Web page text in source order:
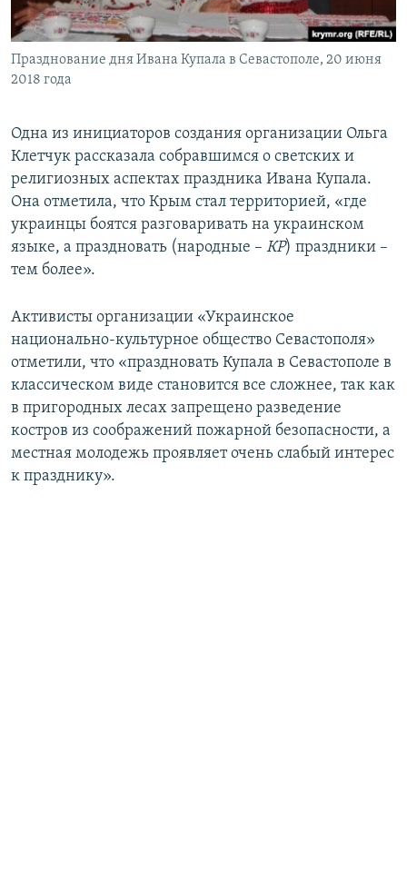
Празднование дня Ивана Купала в Севастополе, 20 июня
2018 года
Одна из инициаторов создания организации Ольга
Клетчук рассказала собравшимся о светских и
религиозных аспектах праздника Ивана Купала.
Она отметила, что Крым стал территорией, «где
украинцы боятся разговаривать на украинском
языке, а праздновать (народные – КР) праздники –
тем более».
Активисты организации «Украинское
национально-культурное общество Севастополя»
отметили, что «праздновать Купала в Севастополе в
классическом виде становится все сложнее, так как
в пригородных лесах запрещено разведение
костров из соображений пожарной безопасности, а
местная молодежь проявляет очень слабый интерес
к празднику».